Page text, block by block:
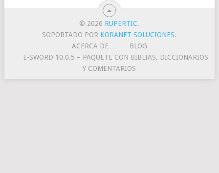
© 2026 RUPERTIC.
SOPORTADO POR KORANET SOLUCIONES.
ACERCA DE…
BLOG
E-SWORD 10.0.5 – PAQUETE CON BIBLIAS, DICCIONARIOS
Y COMENTARIOS